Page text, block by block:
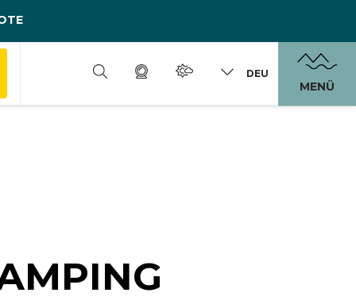
DEU
MENÜ